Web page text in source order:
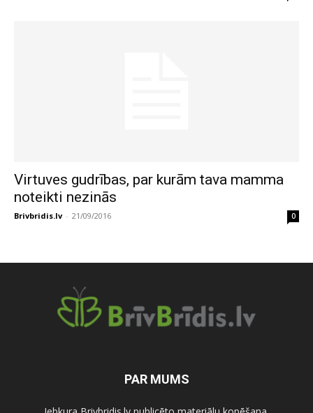
Virtuves gudrības, par kurām tava mamma
noteikti nezinās
Brivbridis.lv - 21/09/2016 0
PAR MUMS